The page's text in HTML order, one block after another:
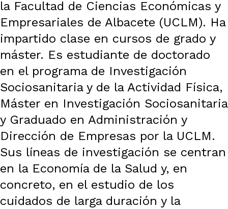
la Facultad de Ciencias Económicas y
Empresariales de Albacete (UCLM). Ha
impartido clase en cursos de grado y
máster. Es estudiante de doctorado
en el programa de Investigación
Sociosanitaria y de la Actividad Física,
Máster en Investigación Sociosanitaria
y Graduado en Administración y
Dirección de Empresas por la UCLM.
Sus líneas de investigación se centran
en la Economía de la Salud y, en
concreto, en el estudio de los
cuidados de larga duración y la